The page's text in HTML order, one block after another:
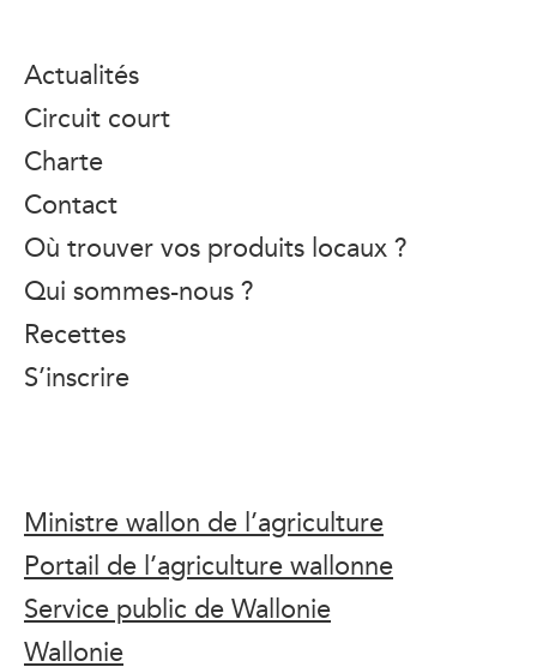
Actualités
Circuit court
Charte
Contact
Où trouver vos produits locaux ?
Qui sommes-nous ?
Recettes
S’inscrire
Ministre wallon de l’agriculture
Portail de l’agriculture wallonne
Service public de Wallonie
Wallonie